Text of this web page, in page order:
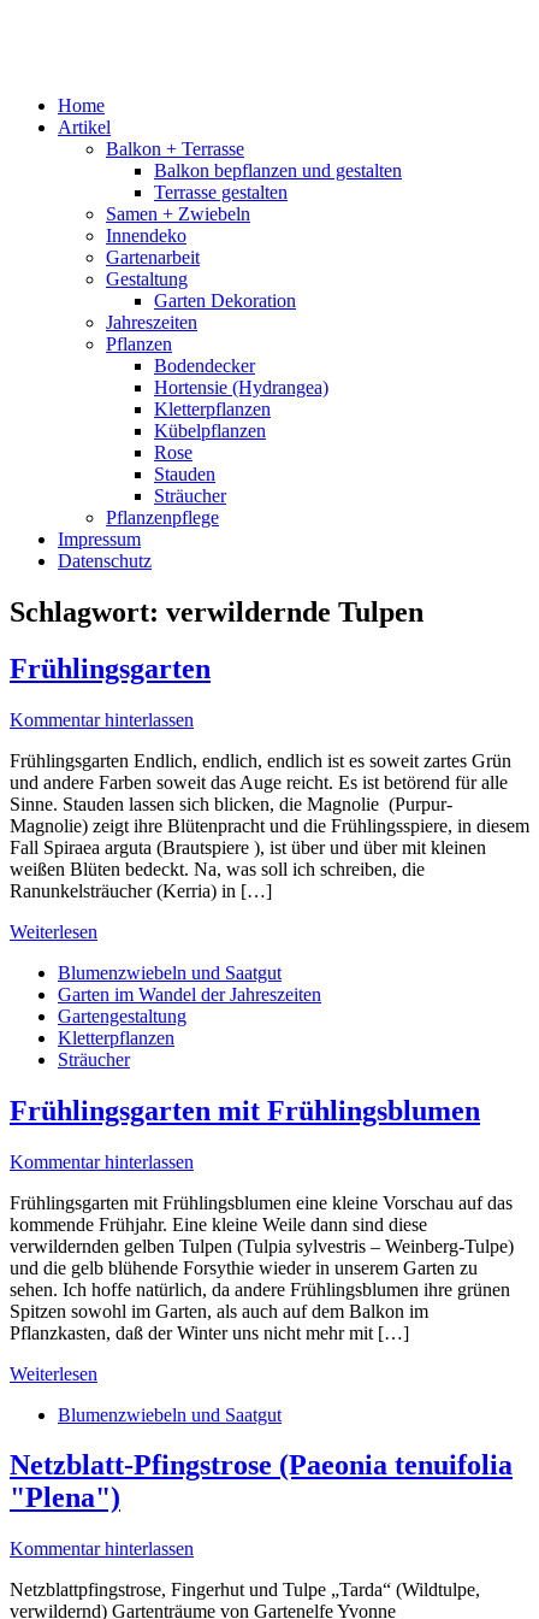
Home
Artikel
Balkon + Terrasse
Balkon bepflanzen und gestalten
Terrasse gestalten
Samen + Zwiebeln
Innendeko
Gartenarbeit
Gestaltung
Garten Dekoration
Jahreszeiten
Pflanzen
Bodendecker
Hortensie (Hydrangea)
Kletterpflanzen
Kübelpflanzen
Rose
Stauden
Sträucher
Pflanzenpflege
Impressum
Datenschutz
Schlagwort: verwildernde Tulpen
Frühlingsgarten
Kommentar hinterlassen
Frühlingsgarten Endlich, endlich, endlich ist es soweit zartes Grün
und andere Farben soweit das Auge reicht. Es ist betörend für alle
Sinne. Stauden lassen sich blicken, die Magnolie (Purpur-
Magnolie) zeigt ihre Blütenpracht und die Frühlingsspiere, in diesem
Fall Spiraea arguta (Brautspiere ), ist über und über mit kleinen
weißen Blüten bedeckt. Na, was soll ich schreiben, die
Ranunkelsträucher (Kerria) in […]
Weiterlesen
Blumenzwiebeln und Saatgut
Garten im Wandel der Jahreszeiten
Gartengestaltung
Kletterpflanzen
Sträucher
Frühlingsgarten mit Frühlingsblumen
Kommentar hinterlassen
Frühlingsgarten mit Frühlingsblumen eine kleine Vorschau auf das
kommende Frühjahr. Eine kleine Weile dann sind diese
verwildernden gelben Tulpen (Tulpia sylvestris – Weinberg-Tulpe)
und die gelb blühende Forsythie wieder in unserem Garten zu
sehen. Ich hoffe natürlich, da andere Frühlingsblumen ihre grünen
Spitzen sowohl im Garten, als auch auf dem Balkon im
Pflanzkasten, daß der Winter uns nicht mehr mit […]
Weiterlesen
Blumenzwiebeln und Saatgut
Netzblatt-Pfingstrose (Paeonia tenuifolia
"Plena")
Kommentar hinterlassen
Netzblattpfingstrose, Fingerhut und Tulpe „Tarda“ (Wildtulpe,
verwildernd) Gartenträume von Gartenelfe Yvonne